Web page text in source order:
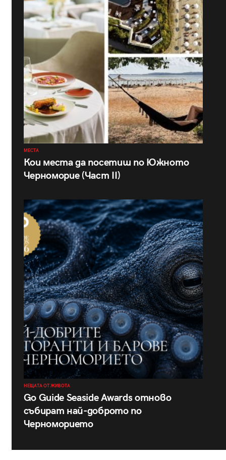
МЕСТА
Кои места да посетиш по Южното
Черноморие (Част II)
НЕЩАТА ОТ ЖИВОТА
Go Guide Seaside Awards отново
събират най-доброто по
Черноморието